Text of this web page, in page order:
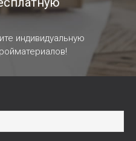
индивидуальную